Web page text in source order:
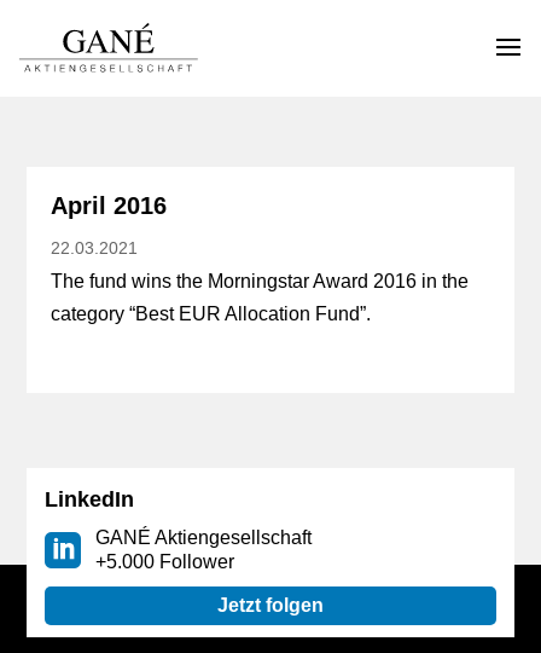
April 2016
22.03.2021
The fund wins the Morningstar Award 2016 in the
category “Best EUR Allocation Fund”.
LinkedIn
GANÉ Aktiengesellschaft
+5.000 Follower
Jetzt folgen